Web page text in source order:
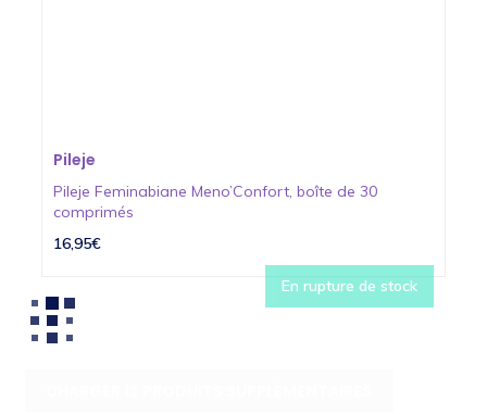
Pileje
Pileje Feminabiane Meno’Confort, boîte de 30
comprimés
16,95€
En rupture de stock